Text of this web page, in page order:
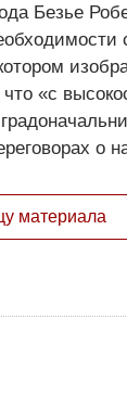
Безье
что «с
о
материала